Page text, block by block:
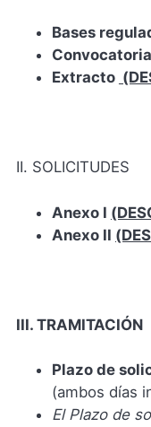
Bases
Convocatoria
Extracto
II. SOLICITUDES
Anexo I
Anexo II
III. TRAMITACIÓN
Plazo de
(ambos días
El Plazo de